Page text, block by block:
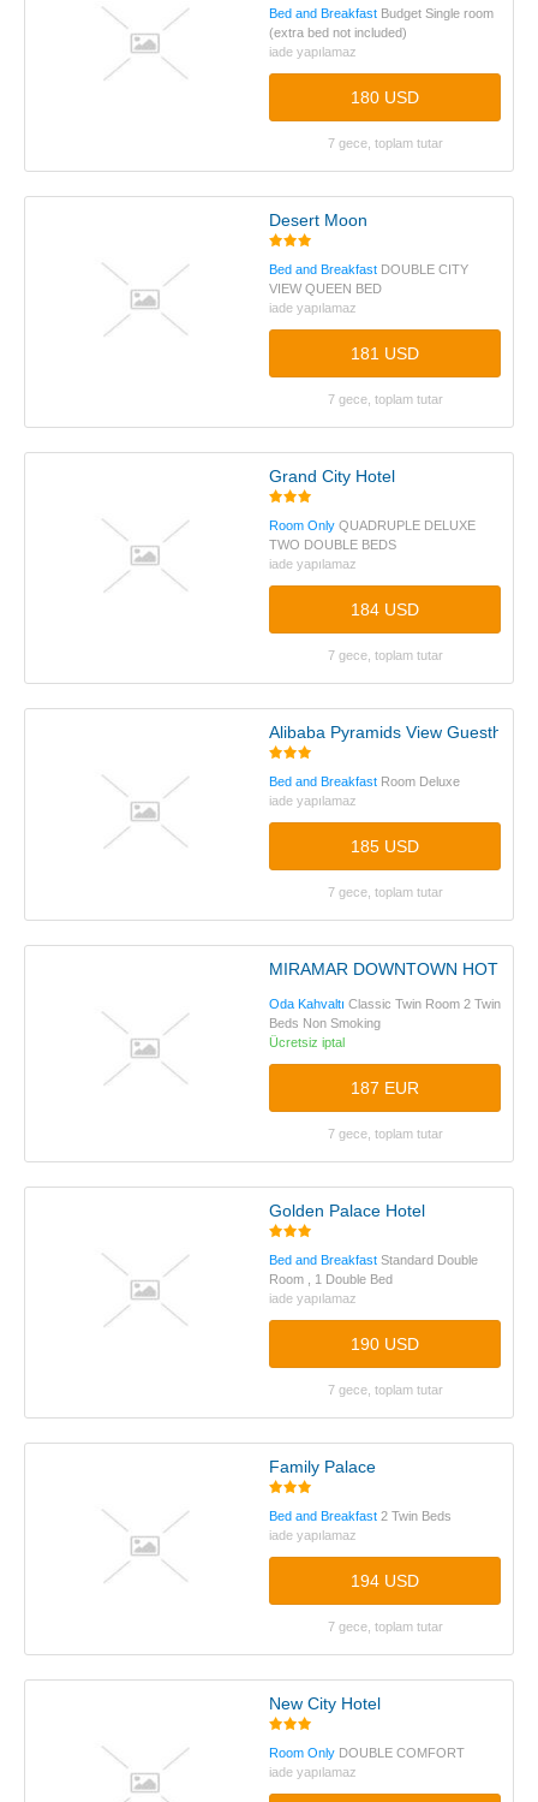
Bed and Breakfast Budget Single room
(extra bed not included)
iade yapılamaz
180 USD
7 gece, toplam tutar
Desert Moon
Bed and Breakfast DOUBLE CITY
VIEW QUEEN BED
iade yapılamaz
181 USD
7 gece, toplam tutar
Grand City Hotel
Room Only QUADRUPLE DELUXE
TWO DOUBLE BEDS
iade yapılamaz
184 USD
7 gece, toplam tutar
Alibaba Pyramids View Guesthouse
Bed and Breakfast Room Deluxe
iade yapılamaz
185 USD
7 gece, toplam tutar
MIRAMAR DOWNTOWN HOTEL
Oda Kahvaltı Classic Twin Room 2 Twin
Beds Non Smoking
Ücretsiz iptal
187 EUR
7 gece, toplam tutar
Golden Palace Hotel
Bed and Breakfast Standard Double
Room , 1 Double Bed
iade yapılamaz
190 USD
7 gece, toplam tutar
Family Palace
Bed and Breakfast 2 Twin Beds
iade yapılamaz
194 USD
7 gece, toplam tutar
New City Hotel
Room Only DOUBLE COMFORT
iade yapılamaz